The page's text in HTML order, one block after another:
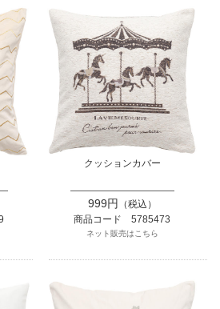
クッションカバー
999円
（税込）
商品コード 5785473
ネット販売はこちら